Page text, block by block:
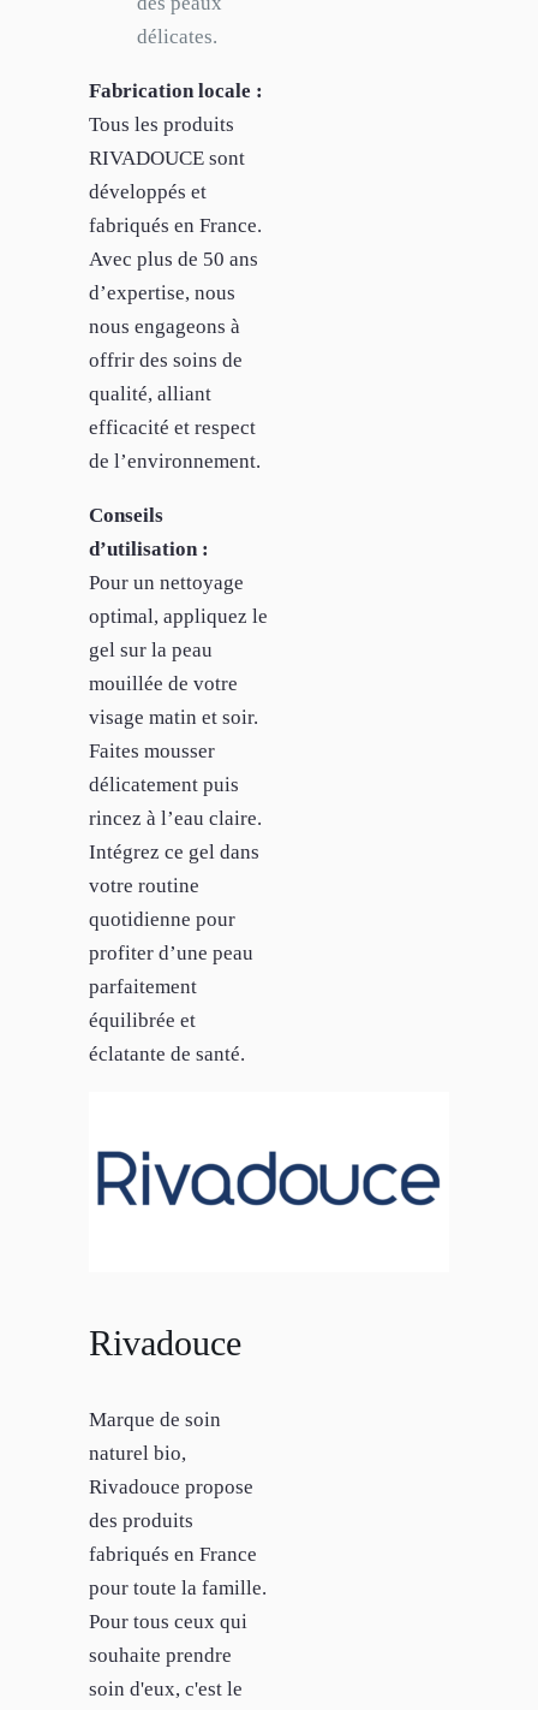
délicates.
Fabrication locale :
Tous les produits
RIVADOUCE sont
développés et
fabriqués en France.
Avec plus de 50 ans
d’expertise, nous
nous engageons à
offrir des soins de
qualité, alliant
efficacité et respect
de l’environnement.
Conseils
d’utilisation :
Pour un nettoyage
optimal, appliquez le
gel sur la peau
mouillée de votre
visage matin et soir.
Faites mousser
délicatement puis
rincez à l’eau claire.
Intégrez ce gel dans
votre routine
quotidienne pour
profiter d’une peau
parfaitement
équilibrée et
éclatante de santé.
Rivadouce
Marque de soin
naturel bio,
Rivadouce propose
des produits
fabriqués en France
pour toute la famille.
Pour tous ceux qui
souhaite prendre
soin d'eux, c'est le